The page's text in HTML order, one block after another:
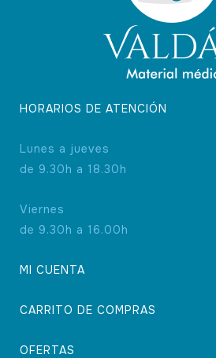
HORARIOS DE ATENCIÓN
Lunes a jueves
de 9.30h a 18.30h
Viernes
de 9.30h a 16.00h
MI CUENTA
CARRITO DE COMPRAS
OFERTAS